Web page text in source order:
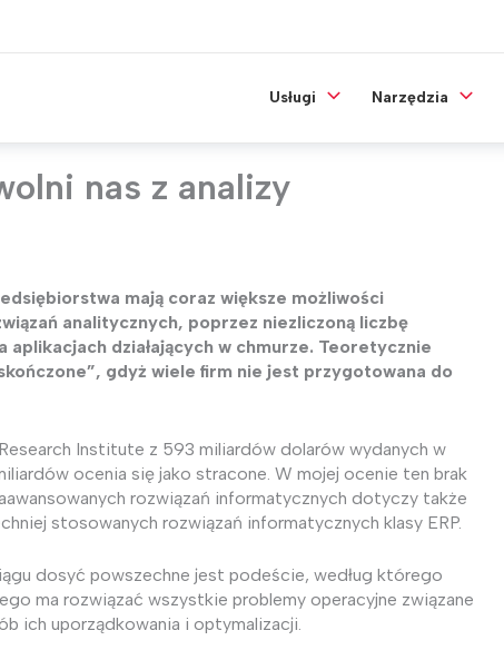
Usługi Narzędzia
nas z analizy
mają coraz większe możliwości
analitycznych, poprzez niezliczoną liczbę
działających w chmurze. Teoretycznie
gdyż wiele firm nie jest przygotowana do
Institute z 593 miliardów dolarów wydanych w
ocenia się jako stracone. W mojej ocenie ten brak
rozwiązań informatycznych dotyczy także
stosowanych rozwiązań informatycznych klasy ERP.
dosyć powszechne jest podeście, według którego
ma rozwiązać wszystkie problemy operacyjne związane
ich uporządkowania i optymalizacji.